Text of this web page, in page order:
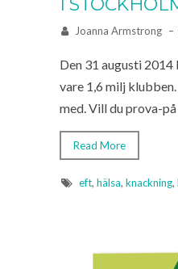
I
Joanna Armstrong –
Den 31 augusti
vare 1,6 milj
med. Vill du prova-på
Read More
eft, hälsa, knackning,